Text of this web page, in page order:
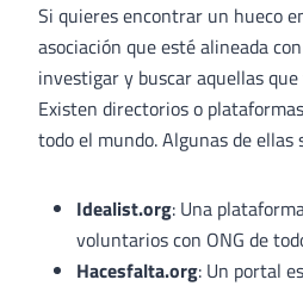
Si quieres encontrar un hueco
asociación que esté alineada
investigar y buscar aquellas
Existen directorios o
todo el mundo. Algunas de ellas
Idealist.org: Una
voluntarios con ONG de
Hacesfalta.org: Un portal